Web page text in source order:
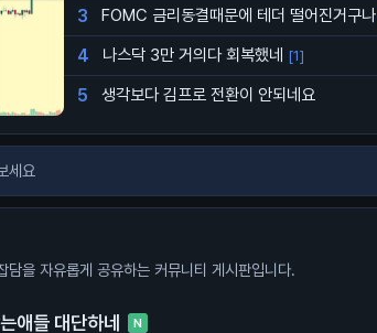
3 FOMC 금리동결때문에 테더 떨어진거구나
4 나스닥 3만 거의다 회복했네 [1]
5 생각보다 김프로 전환이 안되네요
을 자유롭게 공유하는 커뮤니티 게시판입니다.
애들 대단하네 N